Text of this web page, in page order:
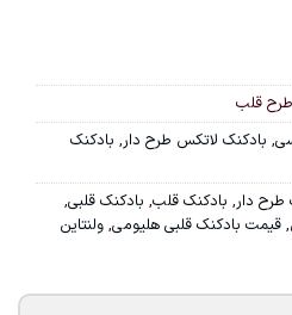
قلب
, بادکنک لاتکس طرح دار, بادکنک
طرح دار, بادکنک قلب, بادکنک قلبی,
, قیمت بادکنک قلبی هلیومی, ولنتاین